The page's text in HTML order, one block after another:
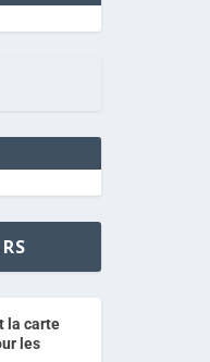
la carte
les